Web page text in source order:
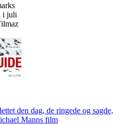
i juli
den dag, de ringede og sagde,
Manns film